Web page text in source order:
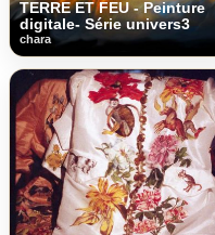
TERRE ET FEU - Peinture
digitale- Série univers3
chara